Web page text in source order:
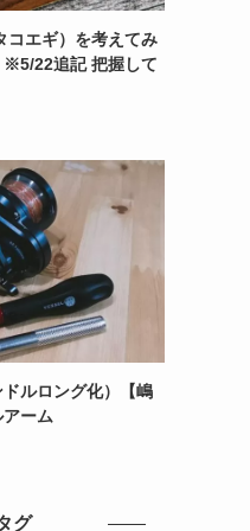
コエギ）を考えてみ
22追記 把握して
ルロング化）【嶋
ーム
グ